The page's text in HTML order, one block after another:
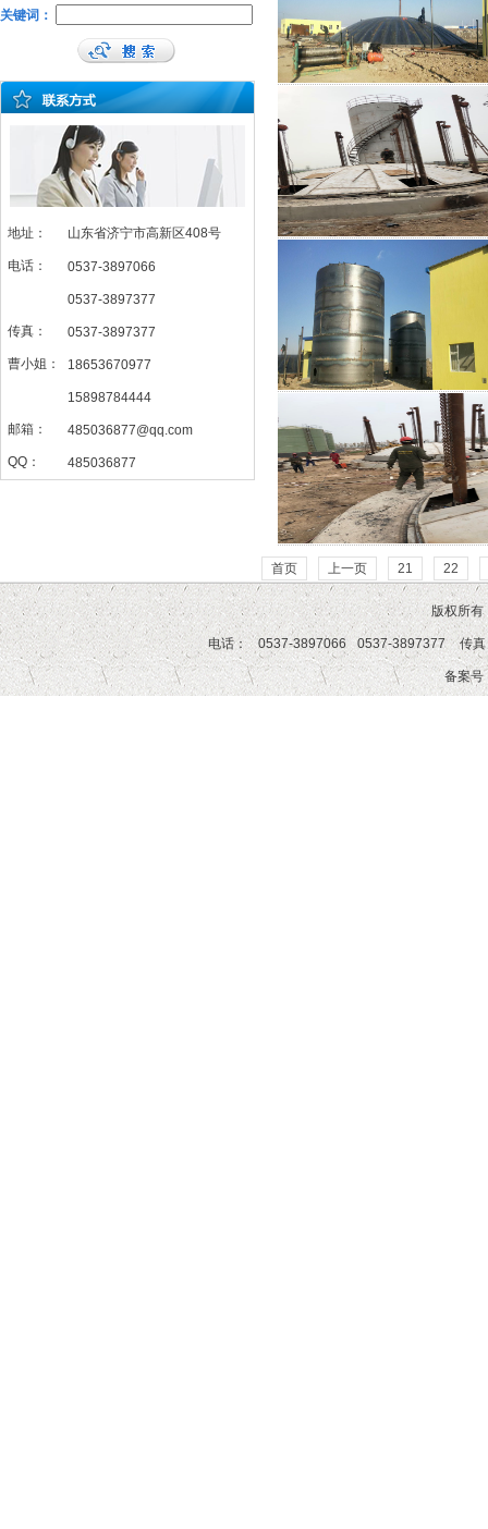
关键词：
地址： 山东省济宁市高新区408号
电话： 0537-3897066
0537-3897377
传真： 0537-3897377
曹小姐： 18653670977
15898784444
邮箱： 485036877@qq.com
QQ： 485036877
首页 上一页 21 22
版权所有
电话： 0537-3897066 0537-3897377 传真
备案号